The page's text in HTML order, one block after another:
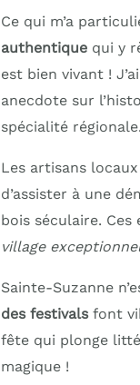
Ce qui m’a
authentiquequi y
est bien vivant !
anecdote sur
spécialité régionale.
Les artisans
d’assister à une
bois séculaire. Ces
village
Sainte-Suzanne
des festivalsfont
fête qui plonge
magique !